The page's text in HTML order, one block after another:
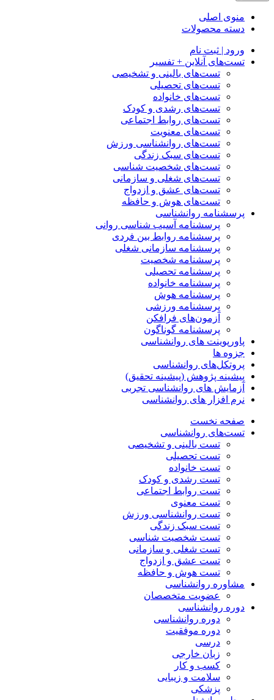
منوی اصلی
دسته محصولات
ورود | ثبت نام
تست‌های آنلاین + تفسیر
تست‌های بالینی و تشخیصی
تست‌های تحصیلی
تست‌های خانواده
تست‌های رشدی و کودک
تست‌های روابط اجتماعی
تست‌های معنویت
تست‌های روانشناسی ورزش
تست‌های سبک زندگی
تست‌های شخصیت شناسی
تست‌های شغلی و سازمانی
تست‌های عشق و ازدواج
تست‌های هوش و حافظه
پرسشنامه روانشناسی
پرسشنامه آسیب شناسی روانی
پرسشنامه روابط بین فردی
پرسشنامه سازمانی شغلی
پرسشنامه شخصیت
پرسشنامه تحصیلی
پرسشنامه خانواده
پرسشنامه هوش
پرسشنامه ورزشی
آزمون‌های فرافکن
پرسشنامه گوناگون
پاورپوینت های روانشناسی
جزوه ها
پروتکل‌های روانشناسی
پیشینه پژوهش (پیشینه تحقیق)
آزمایش های روانشناسی تجربی
نرم افزار های روانشناسی
صفحه نخست
تست‌های روانشناسی
تست بالینی و تشخیصی
تست تحصیلی
تست خانواده
تست رشدی و کودک
تست روابط اجتماعی
تست معنوی
تست روانشناسی ورزش
تست سبک زندگی
تست شخصیت شناسی
تست شغلی و سازمانی
تست عشق و ازدواج
تست هوش و حافظه
مشاوره روانشناسی
عضویت متخصصان
دوره روانشناسی
دوره روانشناسی
دوره موفقیت
درسی
زبان خارجی
کسب و کار
سلامت و زیبایی
پزشکی